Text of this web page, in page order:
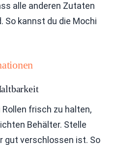
alle anderen Zutaten
So kannst du die Mochi
frisch zu halten,
Behälter. Stelle
gut verschlossen ist. So